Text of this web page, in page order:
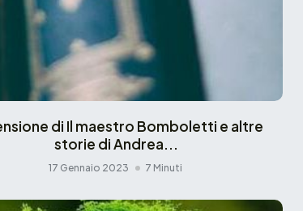
di Il maestro Bomboletti e altre
storie di Andrea...
17 Gennaio 2023 7 Minuti